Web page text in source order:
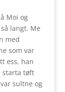
Moi og
langt. Me
med
som var
ess, han
starta tøft
sultne og